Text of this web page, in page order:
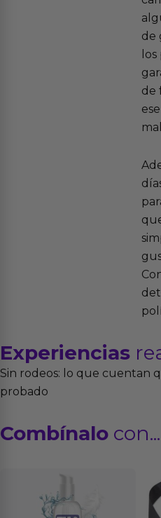
de
de
Experiencias
Sin rodeos: lo que cuentan
probado
Combínalo con...